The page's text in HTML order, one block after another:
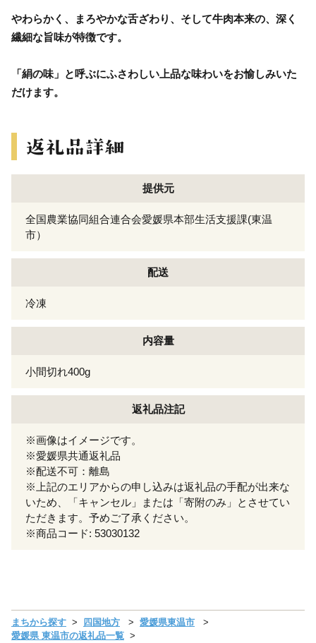
やわらかく、まろやかな舌ざわり、そして牛肉本来の、深く
繊細な旨味が特徴です。
「絹の味」と呼ぶにふさわしい上品な味わいをお愉しみいた
だけます。
提供元
全国農業協同組合連合会愛媛県本部生活支援課(東温
市）
配送
冷凍
内容量
小間切れ400g
返礼品注記
※画像はイメージです。
※愛媛県共通返礼品
※配送不可：離島
※上記のエリアからの申し込みは返礼品の手配が出来な
いため、「キャンセル」または「寄附のみ」とさせてい
ただきます。予めご了承ください。
※商品コード: 53030132
まちから探す 四国地方
愛媛県東温市
愛媛県 東温市の返礼品一覧